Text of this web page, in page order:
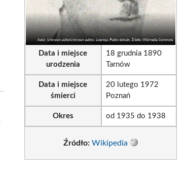
Data i miejsce
urodzenia
18 grudnia 1890
Tarnów
Data i miejsce
śmierci
20 lutego 1972
Poznań
Okres od 1935 do 1938
Źródło: Wikipedia